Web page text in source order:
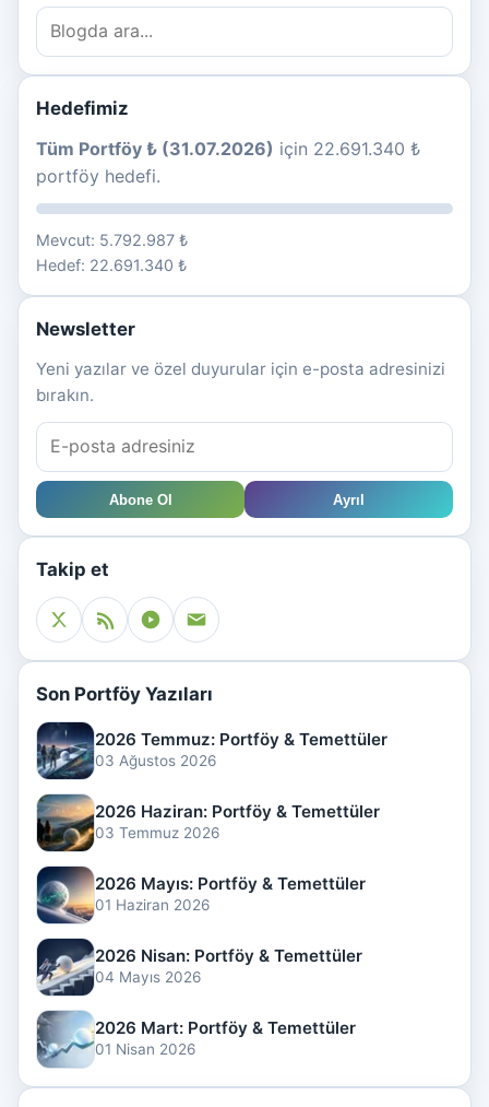
Hedefimiz
Tüm Portföy ₺ (31.07.2026) için 22.691.340 ₺
portföy hedefi.
Mevcut: 5.792.987 ₺
Hedef: 22.691.340 ₺
Newsletter
Yeni yazılar ve özel duyurular için e-posta adresinizi
bırakın.
Abone Ol Ayrıl
Takip et
Son Portföy Yazıları
2026 Temmuz: Portföy & Temettüler
03 Ağustos 2026
2026 Haziran: Portföy & Temettüler
03 Temmuz 2026
2026 Mayıs: Portföy & Temettüler
01 Haziran 2026
2026 Nisan: Portföy & Temettüler
04 Mayıs 2026
2026 Mart: Portföy & Temettüler
01 Nisan 2026